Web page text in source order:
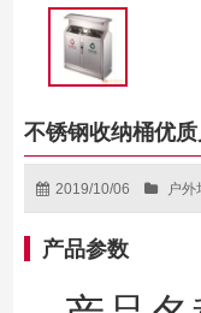
不锈钢收纳桶优
2019/10/06 户
产品参数